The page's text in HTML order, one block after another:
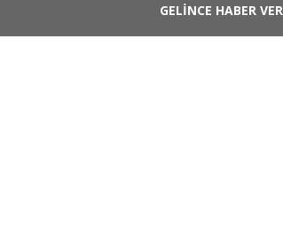
GELİNCE HABER VER